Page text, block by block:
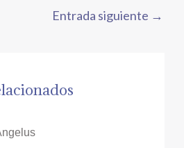
Entrada siguiente →